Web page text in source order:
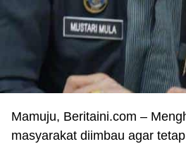
Mamuju, Beritaini.com –
masyarakat diimbau agar